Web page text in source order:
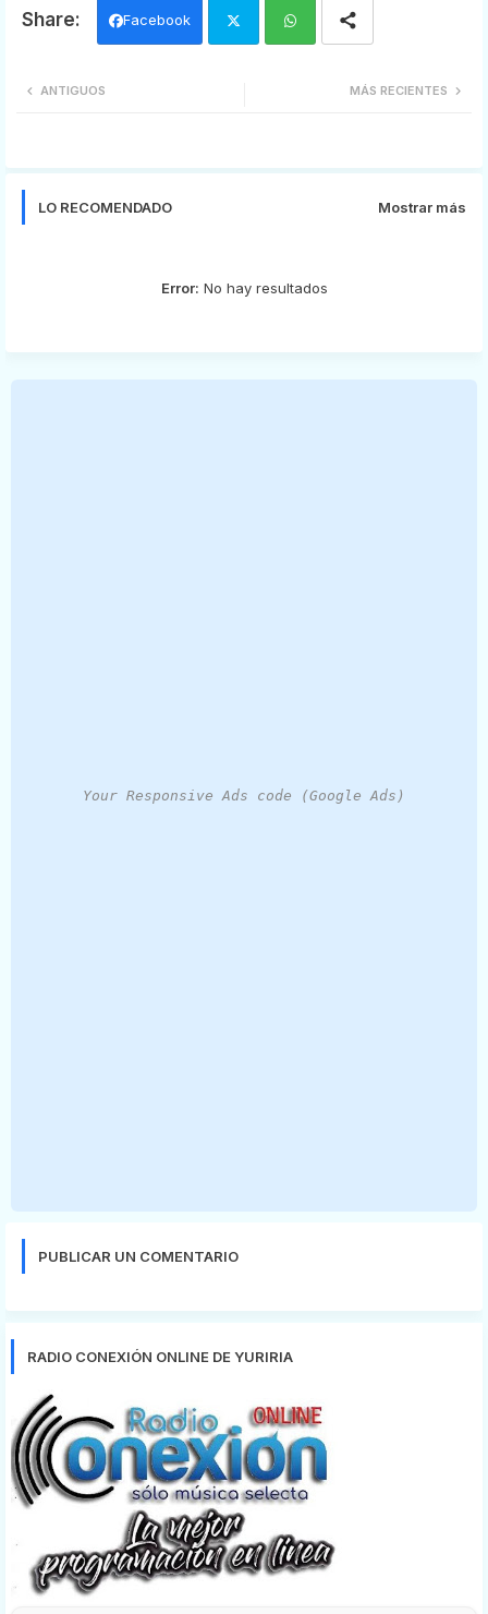
Facebook
MÁS RECIENTES
ANTIGUOS
LO RECOMENDADO Mostrar más
Error: No hay resultados
Your Responsive Ads code (Google Ads)
PUBLICAR UN COMENTARIO
RADIO CONEXIÓN ONLINE DE YURIRIA